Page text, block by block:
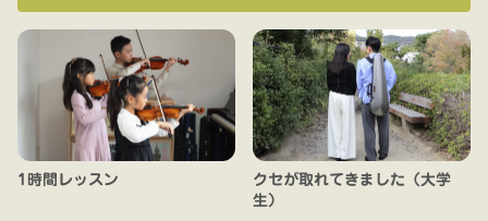
1時間レッスン
クセが取れてきました（大学
生）